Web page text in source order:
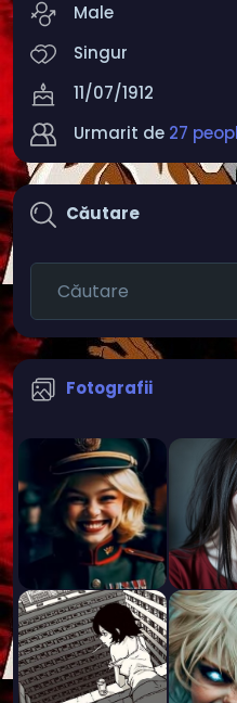
because I wasn't given
the way it was
What did I get in
things only got worse.
There is nothing left.
I don't want to
mistake. Now I have
don't want to
much worse off. I just
Male
Singur
11/07/1912
Urmarit de 27
Căutare
Fotografii